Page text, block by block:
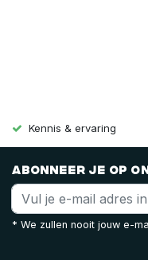
Kennis & ervaring
Abonneer je op
* We zullen nooit jouw e-